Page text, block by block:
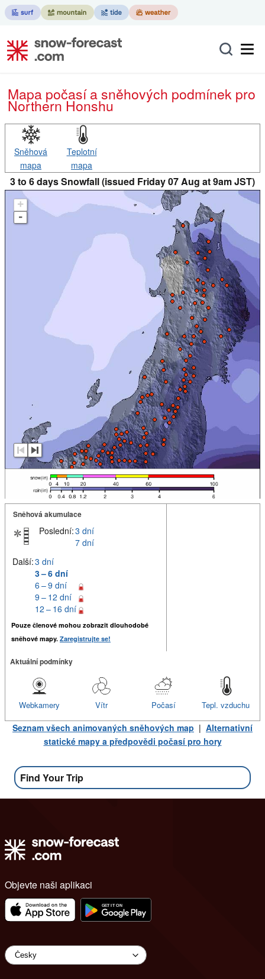
Mapa počasí a sněhových podmínek pro
Northern Honshu
Sněhová
mapa
Teplotní
mapa
3 to 6 days Snowfall (issued Friday 07 Aug at 9am JST)
+
-
Sněhová akumulace
Poslední:3 dní
7 dní
Další:3 dní
3 – 6 dní
6 – 9 dní
9 – 12 dní
12 – 16 dní
Pouze členové mohou zobrazit dlouhodobé
sněhové mapy. Zaregistrujte se!
Aktuální podmínky
Tepl. vzduchu
Počasí
Vítr
Webkamery
Seznam všech animovaných sněhových map | Alternativní
statické mapy a předpovědi počasí pro hory
Find Your Trip
Objevte naši aplikaci